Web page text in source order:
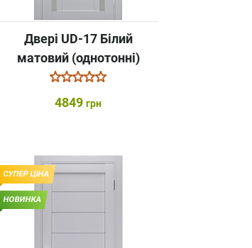
Двері UD-17 Білий
матовий (однотонні)
4849грн
СУПЕР ЦІНА
НОВИНКА